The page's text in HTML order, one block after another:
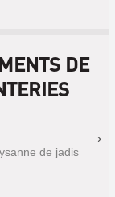
DE
de jadis